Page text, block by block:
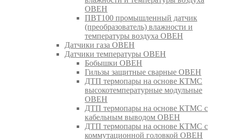
ОВЕН
ПВТ100 промышленный датчик
(преобразователь) влажности и
температуры воздуха ОВЕН
Датчики газа ОВЕН
Датчики температуры ОВЕН
Бобышки ОВЕН
Гильзы защитные сварные ОВЕН
ДТП термопары на основе КТМС
высокотемпературные модульные
ОВЕН
ДТП термопары на основе КТМС с
кабельным выводом ОВЕН
ДТП термопары на основе КТМС с
коммутационной головкой ОВЕН